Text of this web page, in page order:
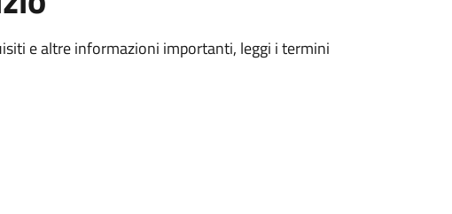
e altre informazioni importanti, leggi i termini